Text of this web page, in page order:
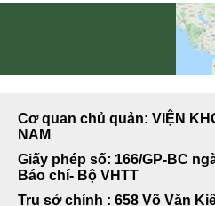
Cơ quan chủ quản: VIỆN
NAM
Giấy phép số: 166/GP-BC
Báo chí- Bộ VHTT
Trụ sở chính : 658 Võ Văn